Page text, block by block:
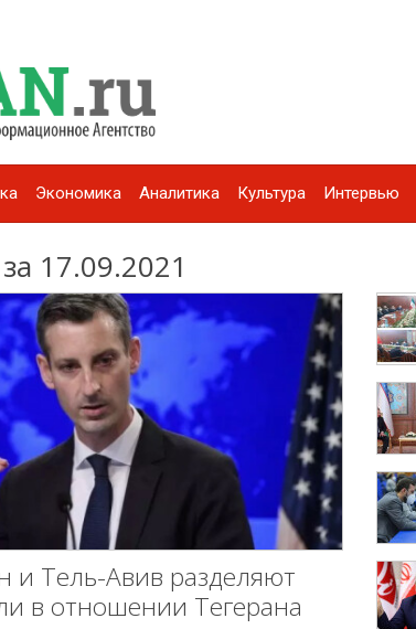
Экономика Аналитика Культура Интервью
17.09.2021
и Тель-Авив разделяют
в отношении Тегерана